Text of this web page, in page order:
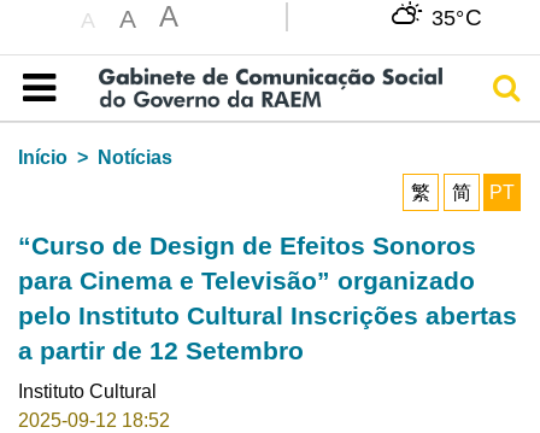
A A A 35°C
Índice
Início
Notícias
繁
简 PT
“Curso de Design de Efeitos Sonoros
para Cinema e Televisão” organizado
pelo Instituto Cultural Inscrições abertas
a partir de 12 Setembro
Instituto Cultural
2025-09-12 18:52